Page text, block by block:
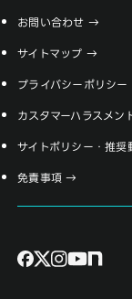
お問い合わせ
サイトマップ
プライバシーポリシー
カスタマーハラスメン
サイトポリシー・推奨
免責事項